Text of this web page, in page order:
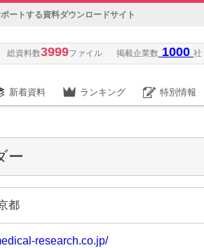
ートする資料ダウンロードサイト
総資料数3999ファイル 掲載企業数 1000 社
新着資料 ランキング 特別情報
ー
都
research.co.jp/